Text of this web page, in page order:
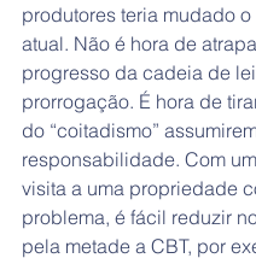
produtores teria mudado
atual. Não é hora de
progresso da cadeia de
prorrogação. É hora de
do “coitadismo”
responsabilidade. Com
visita a uma propriedade
problema, é fácil reduzir
pela metade a CBT, por